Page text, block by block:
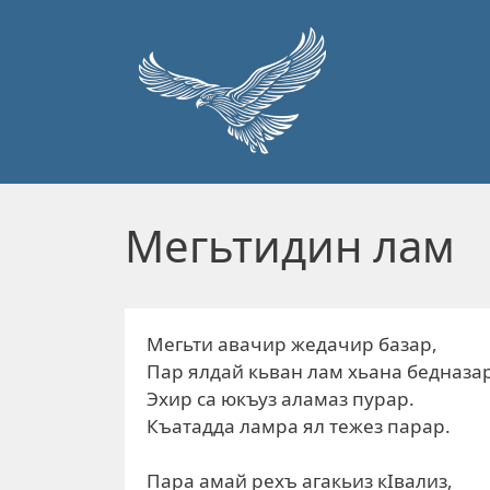
Мегьтидин лам
Мегьти авачир жедачир базар,
Пар ялдай кьван лам хьана
Эхир са юкъуз аламаз пурар.
Къатадда ламра ял тежез парар.
Пара амай рехъ агакьиз кІвализ,